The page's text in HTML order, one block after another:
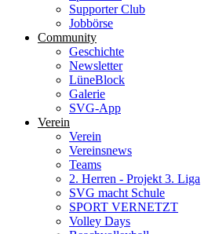
Supporter Club
Jobbörse
Community
Geschichte
Newsletter
LüneBlock
Galerie
SVG-App
Verein
Verein
Vereinsnews
Teams
2. Herren - Projekt 3. Liga
SVG macht Schule
SPORT VERNETZT
Volley Days